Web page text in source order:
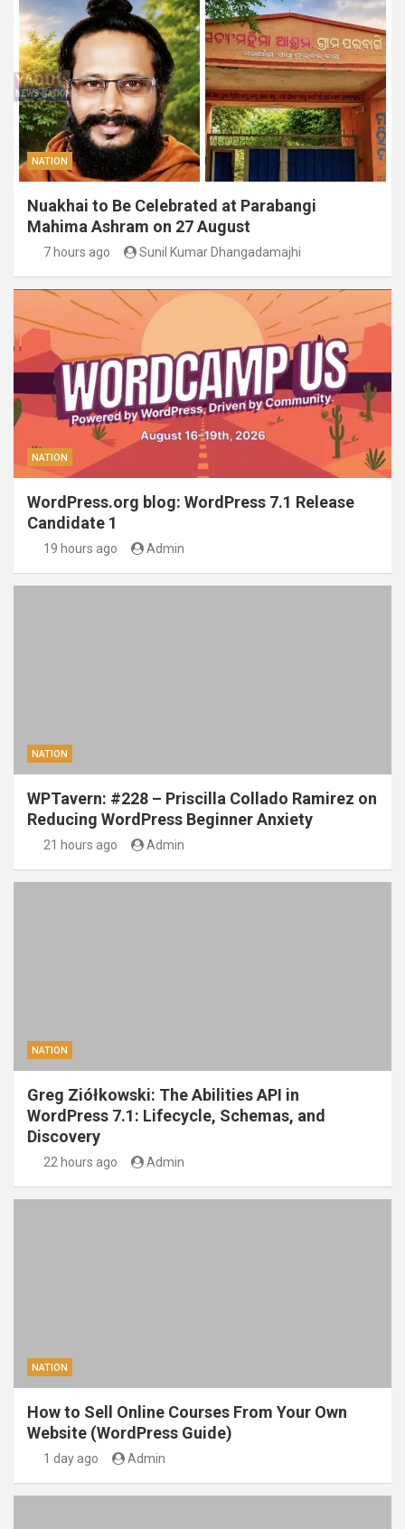
NATION
Nuakhai to Be Celebrated at Parabangi
Mahima Ashram on 27 August
7 hours ago Sunil Kumar Dhangadamajhi
NATION
WordPress.org blog: WordPress 7.1 Release
Candidate 1
19 hours ago Admin
NATION
WPTavern: #228 – Priscilla Collado Ramirez on
Reducing WordPress Beginner Anxiety
21 hours ago Admin
NATION
Greg Ziółkowski: The Abilities API in
WordPress 7.1: Lifecycle, Schemas, and
Discovery
22 hours ago Admin
NATION
How to Sell Online Courses From Your Own
Website (WordPress Guide)
1 day ago Admin